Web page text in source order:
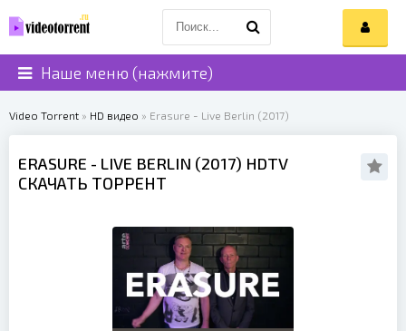
Наше меню (нажмите)
Video Torrent » HD видео » Erasure - Live Berlin (2017)
ERASURE - LIVE BERLIN (2017) HDTV
СКАЧАТЬ ТОРРЕНТ